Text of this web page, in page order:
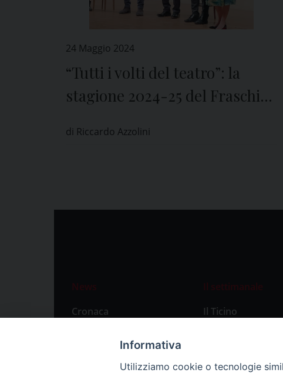
24 Maggio 2024
“Tutti i volti del teatro”: la
stagione 2024-25 del Fraschini
di Riccardo Azzolini
News
Cronaca
Primo Piano
Il settimanale
Il Ticino
Informativa
Utilizziamo cookie o tecnologie